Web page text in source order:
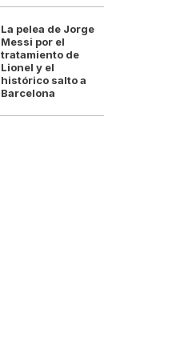
La iniciativa lleva la firma de
La pelea de Jorge
Messi por el
tratamiento de
Lionel y el
histórico salto a
Barcelona